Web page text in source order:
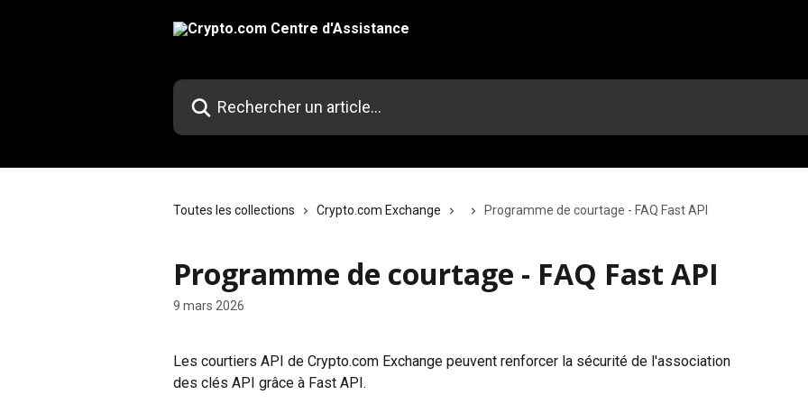
Rechercher un article...
Toutes les collections Crypto.com Exchange Programme de courtage - FAQ Fast API
Programme de courtage - FAQ Fast API
9 mars 2026
Les courtiers API de Crypto.com Exchange peuvent renforcer la sécurité de l'association
des clés API grâce à Fast API.